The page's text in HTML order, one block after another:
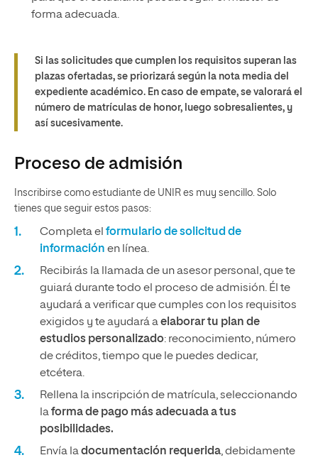
forma adecuada.
Si las solicitudes que cumplen los requisitos superan las
plazas ofertadas, se priorizará según la nota media del
expediente académico. En caso de empate, se valorará el
número de matrículas de honor, luego sobresalientes, y
así sucesivamente.
Proceso de admisión
Inscribirse como estudiante de UNIR es muy sencillo. Solo
tienes que seguir estos pasos:
Completa el formulario de solicitud de
información en línea.
Recibirás la llamada de un asesor personal, que te
guiará durante todo el proceso de admisión. Él te
ayudará a verificar que cumples con los requisitos
exigidos y te ayudará aelaborar tu plan de
estudios personalizado: reconocimiento, número
de créditos, tiempo que le puedes dedicar,
etcétera.
Rellena la inscripción de matrícula, seleccionando
laforma de pago más adecuada a tus
posibilidades.
Envía ladocumentación requerida, debidamente